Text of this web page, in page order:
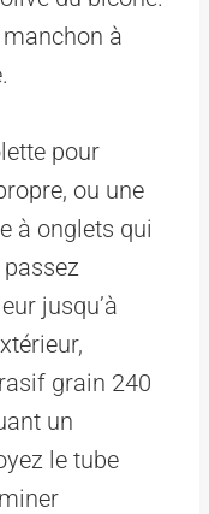
à
pour
ou une
à onglets qui
jusqu’à
grain 240
un
le tube